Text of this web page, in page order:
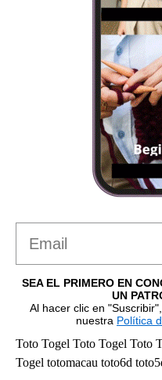
SEA EL PRIMERO EN
UN
Al hacer clic en
nuestra Política
Toto Togel Toto Togel Toto
Togel totomacau toto6d